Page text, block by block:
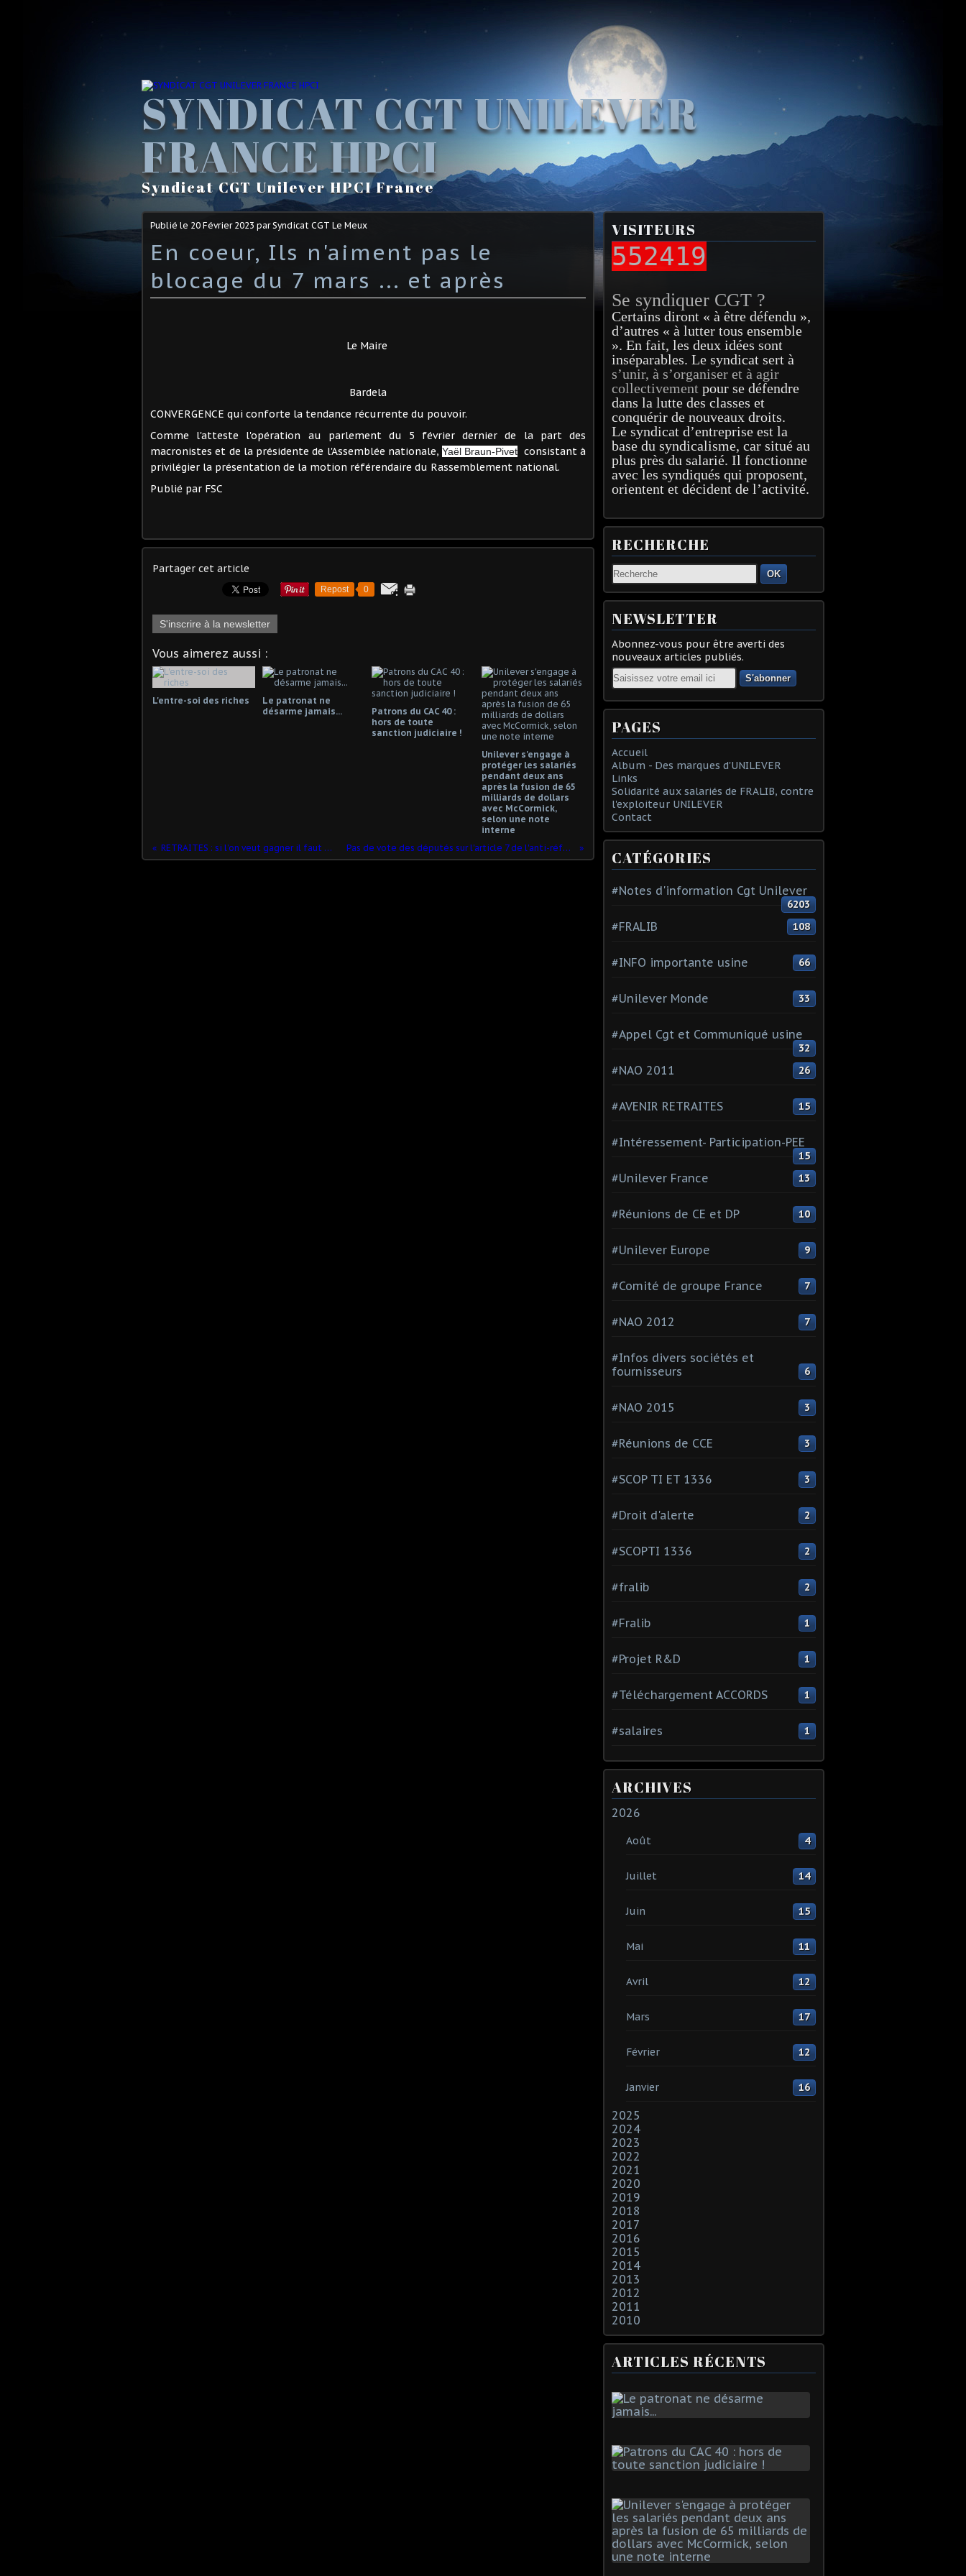
SYNDICAT CGT UNILEVER
FRANCE HPCI
Syndicat CGT Unilever HPCI France
Publié le 20 Février 2023 par Syndicat CGT Le Meux
En coeur, Ils n'aiment pas le
blocage du 7 mars ... et après
Le Maire
Bardela
CONVERGENCE qui conforte la tendance récurrente du pouvoir.
Comme l'atteste l'opération au parlement du 5 février dernier de la part des
macronistes et de la présidente de l'Assemblée nationale, Yaël Braun-Pivet consistant à
privilégier la présentation de la motion référendaire du Rassemblement national.
Publié par FSC
Partager cet article
Repost 0
S'inscrire à la newsletter
Vous aimerez aussi :
L'entre-soi des riches
Le patronat ne
désarme jamais...
Patrons du CAC 40 :
hors de toute
sanction judiciaire !
Unilever s'engage à
protéger les salariés
pendant deux ans
après la fusion de 65
milliards de dollars
avec McCormick,
selon une note
interne
RETRAITES : si l’on veut gagner il faut DURCIR LE MOUVEMENT !
Pas de vote des députés sur l'article 7 de l'anti-réforme macroniste des retraites
VISITEURS
552419
Se syndiquer CGT ?
Certains diront « à être défendu »,
d’autres « à lutter tous ensemble
». En fait, les deux idées sont
inséparables. Le syndicat sert à
s’unir, à s’organiser et à agir
collectivement pour se défendre
dans la lutte des classes et
conquérir de nouveaux droits.
Le syndicat d’entreprise est la
base du syndicalisme, car situé au
plus près du salarié. Il fonctionne
avec les syndiqués qui proposent,
orientent et décident de l’activité.
RECHERCHE
OK
NEWSLETTER
Abonnez-vous pour être averti des
nouveaux articles publiés.
Email
PAGES
Accueil
Album - Des marques d'UNILEVER
Links
Solidarité aux salariés de FRALIB, contre
l'exploiteur UNILEVER
Contact
CATÉGORIES
#Notes d'information Cgt Unilever
6203
#FRALIB 108
#INFO importante usine 66
#Unilever Monde 33
#Appel Cgt et Communiqué usine
32
#NAO 2011 26
#AVENIR RETRAITES 15
#Intéressement- Participation-PEE
15
#Unilever France 13
#Réunions de CE et DP 10
#Unilever Europe 9
#Comité de groupe France 7
#NAO 2012 7
#Infos divers sociétés et
fournisseurs
6
#NAO 2015 3
#Réunions de CCE 3
#SCOP TI ET 1336 3
#Droit d'alerte 2
#SCOPTI 1336 2
#fralib 2
#Fralib 1
#Projet R&D 1
#Téléchargement ACCORDS 1
#salaires 1
ARCHIVES
2026
Août 4
Juillet 14
Juin 15
Mai 11
Avril 12
Mars 17
Février 12
Janvier 16
2025
2024
2023
2022
2021
2020
2019
2018
2017
2016
2015
2014
2013
2012
2011
2010
ARTICLES RÉCENTS